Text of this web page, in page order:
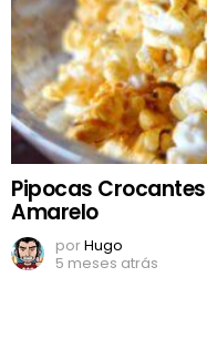
Pipocas
Amarelo
porHugo
5 meses atrás